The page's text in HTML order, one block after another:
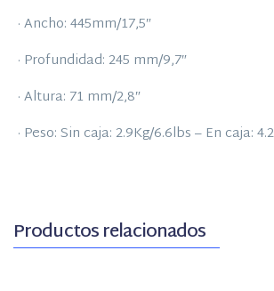
· Ancho: 445mm/17,5″
· Profundidad: 245 mm/9,7″
· Altura: 71 mm/2,8″
· Peso: Sin caja: 2.9Kg/6.6lbs – En caja:
Productos relacionados